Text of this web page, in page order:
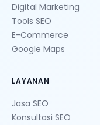
Digital Marketing
Tools SEO
E-Commerce
Google Maps
LAYANAN
Jasa SEO
Konsultasi SEO